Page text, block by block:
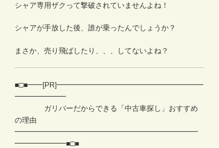
シャア専用ザクって撃破されていませんよね！
シャアが手放した後、誰が乗ったんでしょうか？
まさか、売り飛ばしたり、、、してないよね？
■□■━━[PR]━━━━━━━━━━━━━━━━━━━━
━━━━━━━
ガリバーだからできる「中古車探し」おすすめ
の理由
━━━━━━━━━━━━━━━━━━━━━━━━━
━━━━━━━■□■